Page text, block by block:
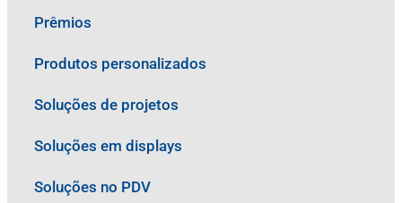
Prêmios
Produtos personalizados
Soluções de projetos
Soluções em displays
Soluções no PDV